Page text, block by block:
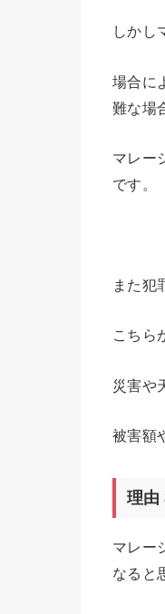
しかし
場合に
難な場
マレー
です。
また犯
こちら
災害や
被害額
理由
マレー
なると